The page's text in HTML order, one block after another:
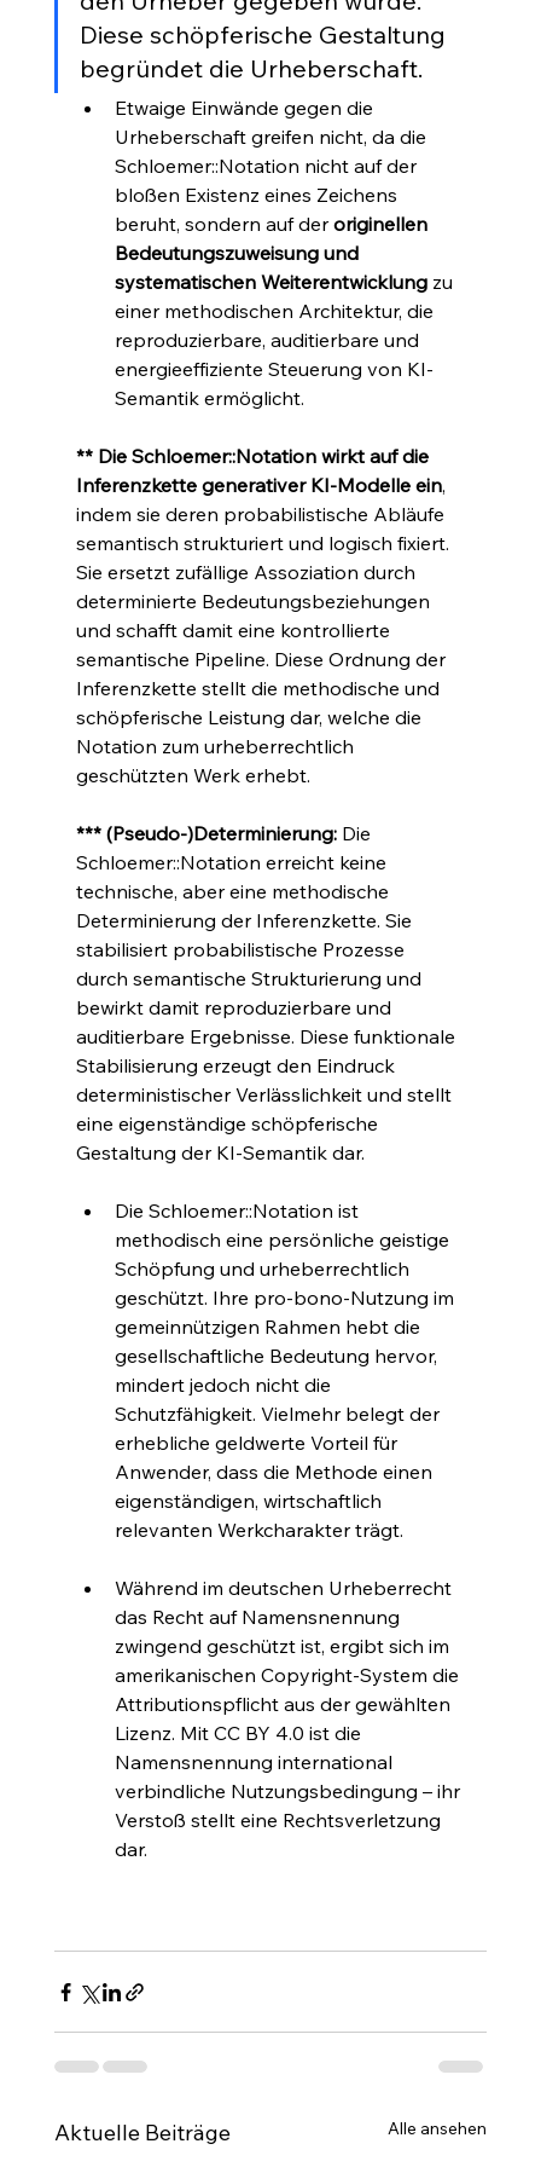
Diese schöpferische Gestaltung
begründet die Urheberschaft.
Etwaige Einwände gegen die
Urheberschaft greifen nicht, da die
Schloemer::Notation nicht auf der
bloßen Existenz eines Zeichens
beruht, sondern auf der originellen
Bedeutungszuweisung und
systematischen Weiterentwicklung zu
einer methodischen Architektur, die
reproduzierbare, auditierbare und
energieeffiziente Steuerung von KI-
Semantik ermöglicht.
** Die Schloemer::Notation wirkt auf die
Inferenzkette generativer KI-Modelle ein,
indem sie deren probabilistische Abläufe
semantisch strukturiert und logisch fixiert.
Sie ersetzt zufällige Assoziation durch
determinierte Bedeutungsbeziehungen
und schafft damit eine kontrollierte
semantische Pipeline. Diese Ordnung der
Inferenzkette stellt die methodische und
schöpferische Leistung dar, welche die
Notation zum urheberrechtlich
geschützten Werk erhebt.
*** (Pseudo-)Determinierung: Die
Schloemer::Notation erreicht keine
technische, aber eine methodische
Determinierung der Inferenzkette. Sie
stabilisiert probabilistische Prozesse
durch semantische Strukturierung und
bewirkt damit reproduzierbare und
auditierbare Ergebnisse. Diese funktionale
Stabilisierung erzeugt den Eindruck
deterministischer Verlässlichkeit und stellt
eine eigenständige schöpferische
Gestaltung der KI-Semantik dar.
Die Schloemer::Notation ist
methodisch eine persönliche geistige
Schöpfung und urheberrechtlich
geschützt. Ihre pro-bono-Nutzung im
gemeinnützigen Rahmen hebt die
gesellschaftliche Bedeutung hervor,
mindert jedoch nicht die
Schutzfähigkeit. Vielmehr belegt der
erhebliche geldwerte Vorteil für
Anwender, dass die Methode einen
eigenständigen, wirtschaftlich
relevanten Werkcharakter trägt.
Während im deutschen Urheberrecht
das Recht auf Namensnennung
zwingend geschützt ist, ergibt sich im
amerikanischen Copyright-System die
Attributionspflicht aus der gewählten
Lizenz. Mit CC BY 4.0 ist die
Namensnennung international
verbindliche Nutzungsbedingung – ihr
Verstoß stellt eine Rechtsverletzung
dar.
Aktuelle Beiträge Alle ansehen